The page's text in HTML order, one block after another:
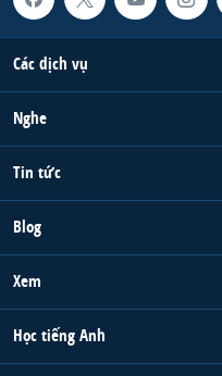
Các dịch vụ
Nghe
Tin tức
Blog
Xem
Học tiếng Anh